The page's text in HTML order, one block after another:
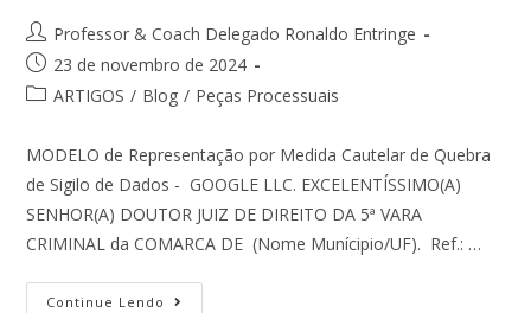
Professor & Coach Delegado Ronaldo Entringe
23 de novembro de 2024
ARTIGOS / Blog / Peças Processuais
MODELO de Representação por Medida Cautelar de Quebra
de Sigilo de Dados - GOOGLE LLC. EXCELENTÍSSIMO(A)
SENHOR(A) DOUTOR JUIZ DE DIREITO DA 5ª VARA
CRIMINAL da COMARCA DE (Nome Munícipio/UF). Ref.: …
Continue Lendo